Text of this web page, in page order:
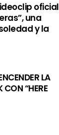
oficial
una
y la
LA
CON “HERE